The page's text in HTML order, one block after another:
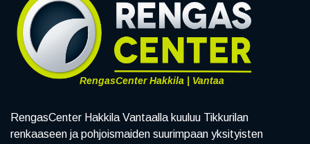
RengasCenter Hakkila | Vantaa
RengasCenter Hakkila Vantaalla kuuluu Tikkurilan
renkaaseen ja pohjoismaiden suurimpaan yksityisten